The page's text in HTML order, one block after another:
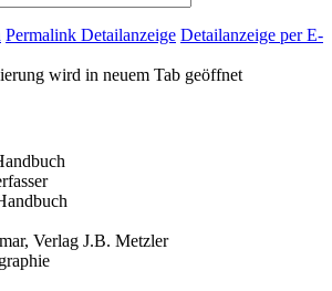
Permalink Detailanzeige Detailanzeige per E-
wird in neuem Tab geöffnet
Verlag J.B. Metzler